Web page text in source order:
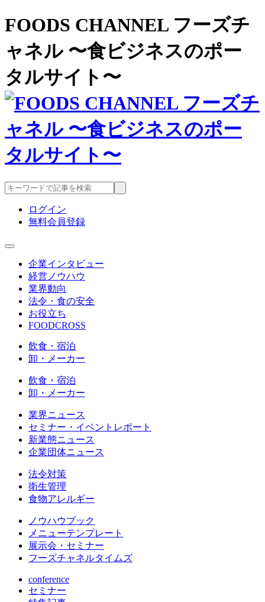
FOODS CHANNEL フーズチ
ャネル 〜食ビジネスのポー
タルサイト〜
ログイン
無料会員登録
企業インタビュー
経営ノウハウ
業界動向
法令・食の安全
お役立ち
FOODCROSS
飲食・宿泊
卸・メーカー
飲食・宿泊
卸・メーカー
業界ニュース
セミナー・イベントレポート
新業態ニュース
企業団体ニュース
法令対策
衛生管理
食物アレルギー
ノウハウブック
メニューテンプレート
展示会・セミナー
フーズチャネルタイムズ
conference
セミナー